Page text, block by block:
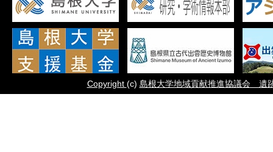
Copyright (c) 島根大学地域貢献推進協議会 遺